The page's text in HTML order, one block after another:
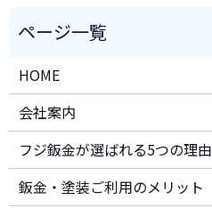
HOME
会社案内
フジ鈑金が選ばれる5つの理由
鈑金・塗装ご利用のメリット